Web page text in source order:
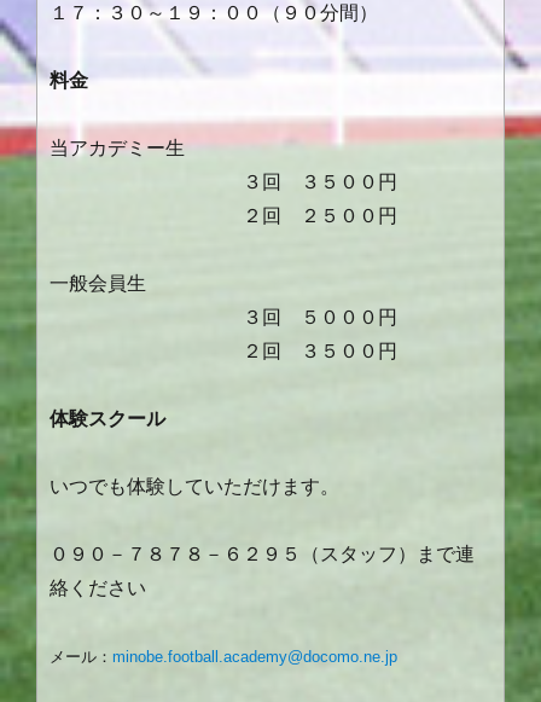
１７：３０～１９：００（９０分間）
料金
当アカデミー生
３回 ３５００円
２回 ２５００円
一般会員生
３回 ５０００円
２回 ３５００円
体験スクール
いつでも体験していただけます。
０９０－７８７８－６２９５（スタッフ）まで連
絡ください
メール： minobe.football.academy@docomo.ne.jp